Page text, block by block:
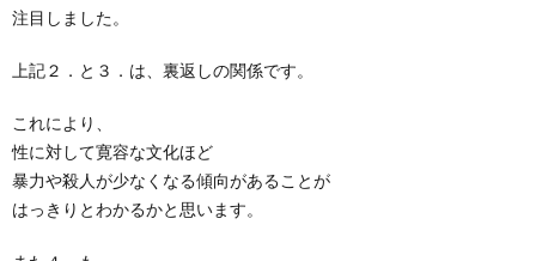
注目しました。
上記２．と３．は、裏返しの関係です。
これにより、
性に対して寛容な文化ほど
暴力や殺人が少なくなる傾向があることが
はっきりとわかるかと思います。